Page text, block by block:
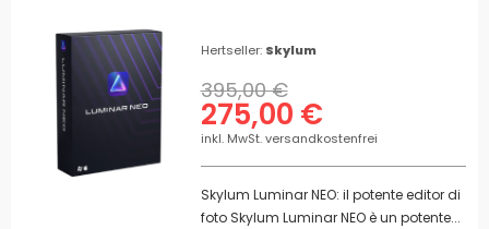
Hertseller: Skylum
275,00 €
395,00 €
inkl. MwSt. versandkostenfrei
Skylum Luminar NEO: il potente editor di
foto Skylum Luminar NEO è un potente...